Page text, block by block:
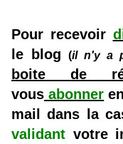
Pour recevoir
le blog(il n'y a
boite de
vous abonner
mail dans la
validant votre